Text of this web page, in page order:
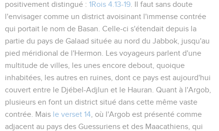
positivement distingué : 1Rois 4.13-19 . Il faut sans doute
l'envisager comme un district avoisinant l'immense contrée
qui portait le nom de Basan. Celle-ci s'étendait depuis la
partie du pays de Galaad située au nord du Jabbok, jusqu'au
pied méridional de l'Hermon. Les voyageurs parlent d'une
multitude de villes, les unes encore debout, quoique
inhabitées, les autres en ruines, dont ce pays est aujourd'hui
couvert entre le Djébel-Adjlun et le Hauran. Quant à l'Argob,
plusieurs en font un district situé dans cette même vaste
contrée. Mais le verset 14 , où l'Argob est présenté comme
adjacent au pays des Guessuriens et des Maacathiens, qui